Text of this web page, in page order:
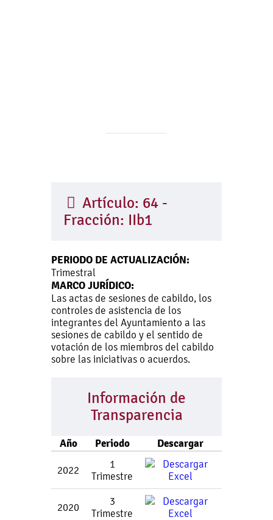
Artículo: 64 -
Fracción: IIb1
PERIODO DE ACTUALIZACIÓN:
Trimestral
MARCO JURÍDICO:
Las actas de sesiones de cabildo, los
controles de asistencia de los
integrantes del Ayuntamiento a las
sesiones de cabildo y el sentido de
votación de los miembros del cabildo
sobre las iniciativas o acuerdos.
Información de
Transparencia
Año Periodo Descargar
2022
1
Trimestre
2020
3
Trimestre